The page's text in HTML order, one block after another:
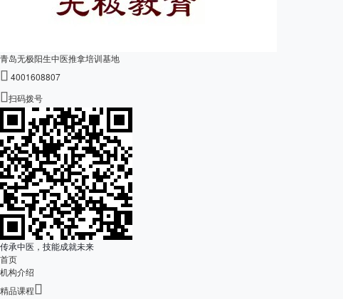
青岛无极阳生中医推拿培训基地
 4001608807
扫码拨号
传承中医，技能成就未来
首页
机构介绍
精品课程